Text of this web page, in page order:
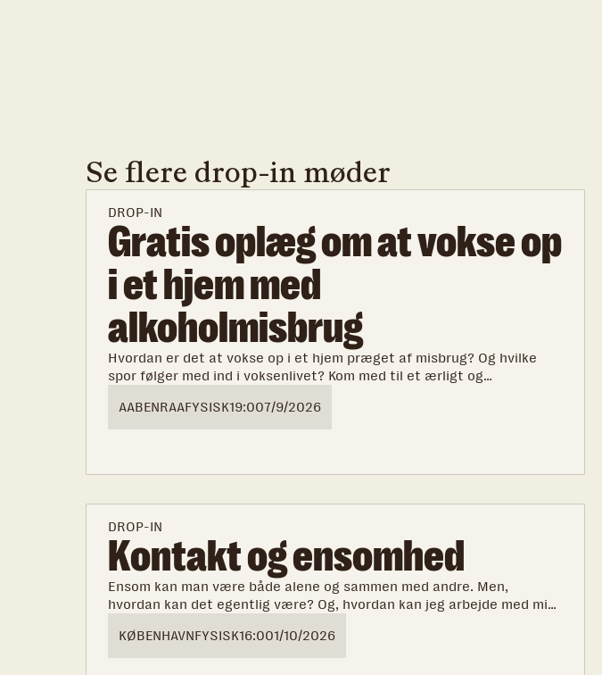
Se flere drop-in møder
DROP-IN
Gratis oplæg om at vokse op
i et hjem med
alkoholmisbrug
Hvordan er det at vokse op i et hjem præget af misbrug? Og hvilke
spor følger med ind i voksenlivet? Kom med til et ærligt og
familie med alkohol- og stofmisbrug.
AABENRAAFYSISK19:007/9/2026
DROP-IN
Kontakt og ensomhed
Ensom kan man være både alene og sammen med andre. Men,
hvordan kan det egentlig være? Og, hvordan kan jeg arbejde med min
KØBENHAVNFYSISK16:001/10/2026